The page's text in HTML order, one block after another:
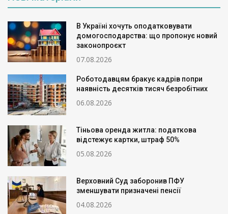
В Україні хочуть оподатковувати
домогосподарства: що пропонує новий
законопроєкт
07.08.2026
Роботодавцям бракує кадрів попри
наявність десятків тисяч безробітних
06.08.2026
Тіньова оренда житла: податкова
відстежує картки, штраф 50%
05.08.2026
Верховний Суд заборонив ПФУ
зменшувати призначені пенсії
04.08.2026